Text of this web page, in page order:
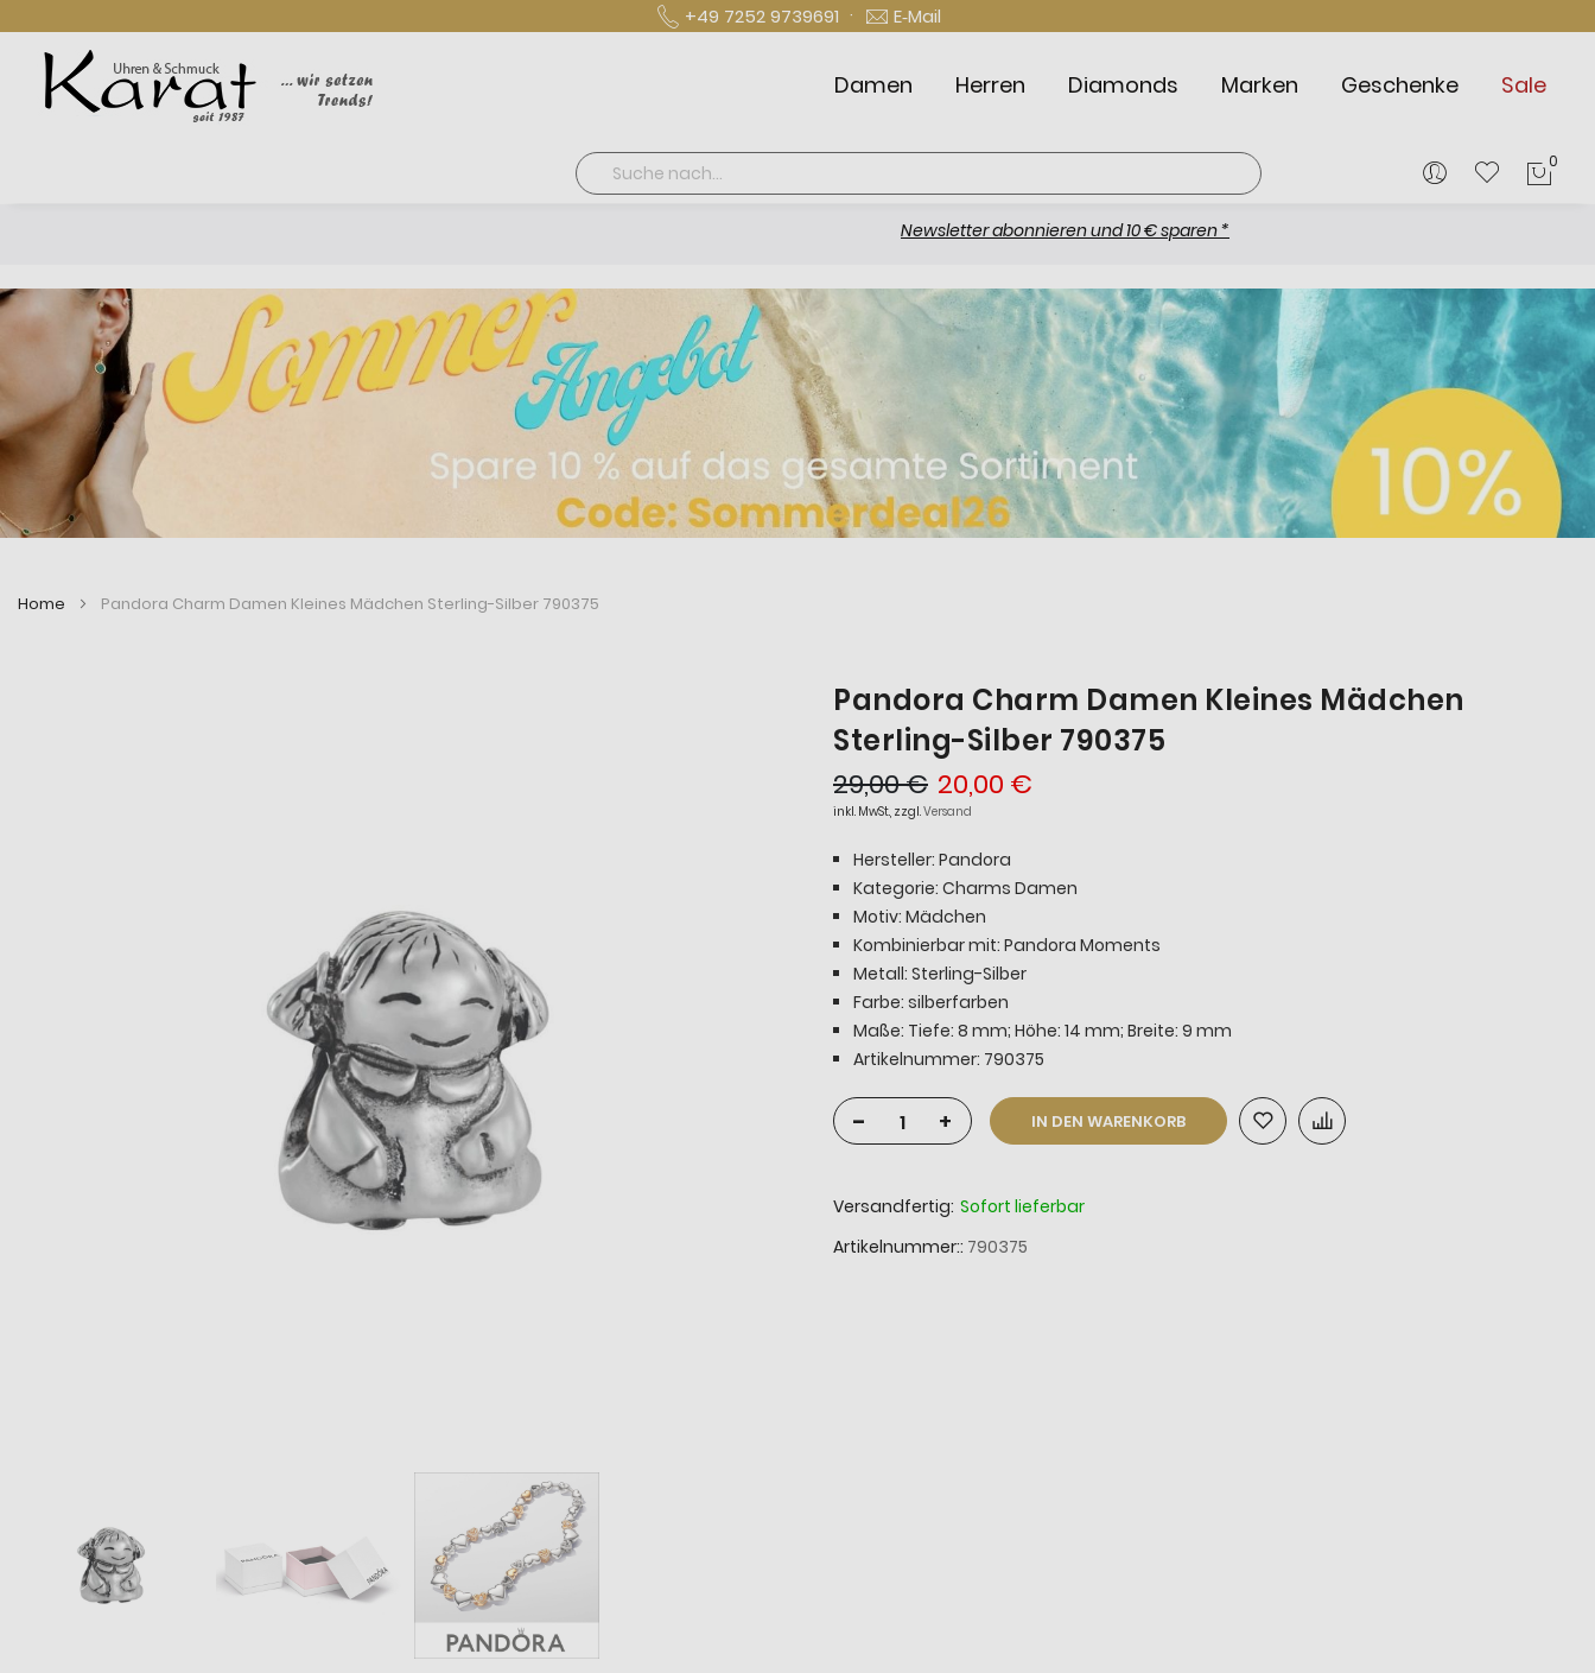
+49 7252 9739691 · E‑Mail
Damen Herren Diamonds Marken Geschenke Sale
Suche
0
Newsletter abonnieren und 10 € sparen *
Home Pandora Charm Damen Kleines Mädchen Sterling-Silber 790375
Pandora Charm Damen Kleines Mädchen
Sterling-Silber 790375
20,00 €
29,00 €
inkl. MwSt., zzgl.Versand
Hersteller: Pandora
Kategorie: Charms Damen
Motiv: Mädchen
Kombinierbar mit: Pandora Moments
Metall: Sterling-Silber
Farbe: silberfarben
Maße: Tiefe: 8 mm; Höhe: 14 mm; Breite: 9 mm
Artikelnummer: 790375
- + IN DEN WARENKORB
Versandfertig: Sofort lieferbar
Artikelnummer: 790375